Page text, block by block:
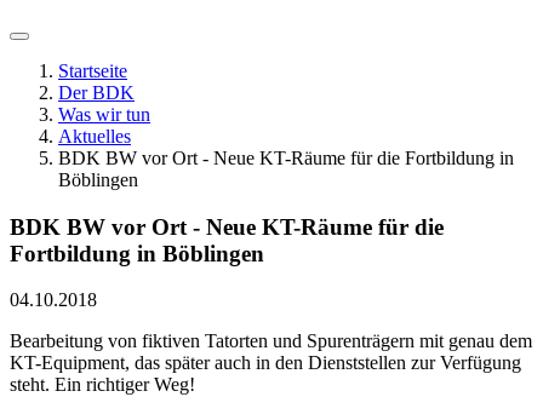
Startseite
Der BDK
Was wir tun
Aktuelles
BDK BW vor Ort - Neue KT-Räume für die Fortbildung in
Böblingen
BDK BW vor Ort - Neue KT-Räume für die
Fortbildung in Böblingen
04.10.2018
Bearbeitung von fiktiven Tatorten und Spurenträgern mit genau dem
KT-Equipment, das später auch in den Dienststellen zur Verfügung
steht. Ein richtiger Weg!